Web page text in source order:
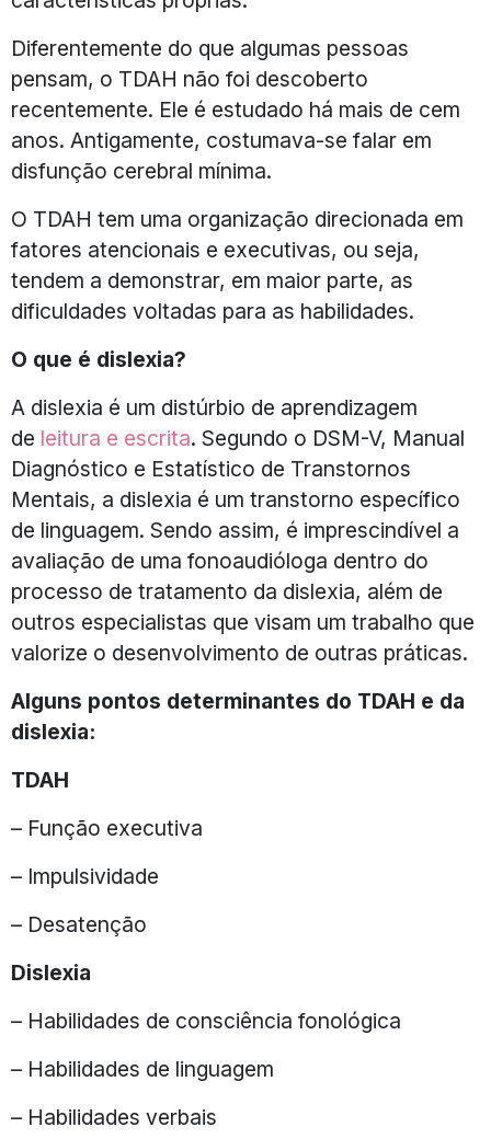
Diferentemente do que algumas pessoas
pensam, o TDAH não foi descoberto
recentemente. Ele é estudado há mais de cem
anos. Antigamente, costumava-se falar em
disfunção cerebral mínima.
O TDAH tem uma organização direcionada em
fatores atencionais e executivas, ou seja,
tendem a demonstrar, em maior parte, as
dificuldades voltadas para as habilidades.
O que é dislexia?
A dislexia é um distúrbio de aprendizagem
de leitura e escrita. Segundo o DSM-V, Manual
Diagnóstico e Estatístico de Transtornos
Mentais, a dislexia é um transtorno específico
de linguagem. Sendo assim, é imprescindível a
avaliação de uma fonoaudióloga dentro do
processo de tratamento da dislexia, além de
outros especialistas que visam um trabalho que
valorize o desenvolvimento de outras práticas.
Alguns pontos determinantes do TDAH e da
dislexia:
TDAH
– Função executiva
– Impulsividade
– Desatenção
Dislexia
– Habilidades de consciência fonológica
– Habilidades de linguagem
– Habilidades verbais